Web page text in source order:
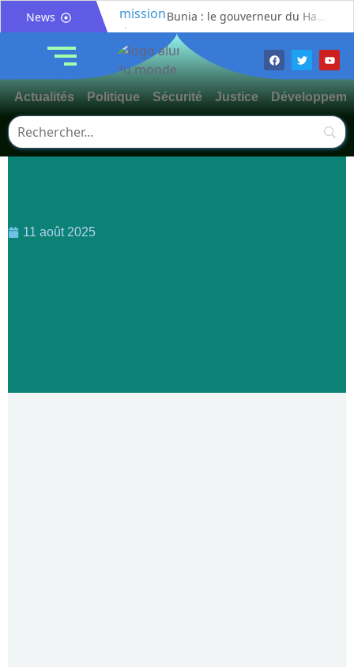
News
Bunia : le gouverneur du Haut-Uélé, Jean Bakomito Gambu, en mission de travail pour renforcer la coordination sécuritaire et sanitaire avec l’Ituri
Bunia : l’AIDAC-ASBL organise une prière d’action de grâce en l’honneur des finalistes musulmans admis à l’Examen d’État édition 2026
Ituri : un centre de traitement Ebola de plus de 100 lits ouvre ses portes pour renforcer la riposte
Djugu : l’ASADS et ALCAM sensibilisent près de 300 déplacés de Plaine Savo sur la protection des enfants et la cohésion sociale
Actualités Politique Sécurité Justice
11 août 2025